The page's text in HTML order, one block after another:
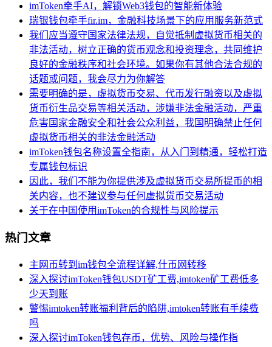
imToken牵手AI，解锁Web3钱包的智能新体验
瑞银钱包牵手fir.im，金融科技场景下的应用服务新范式
我们应当遵守国家法律法规，自觉抵制虚拟货币相关的
非法活动，树立正确的货币观念和投资理念，共同维护
良好的金融秩序和社会环境。如果你有其他合法合规的
话题或问题，我会尽力为你解答
需要明确的是，虚拟货币交易、代币发行融资以及虚拟
货币衍生品交易等相关活动，涉嫌非法金融活动，严重
危害国家金融安全和社会公众利益，我国明确禁止任何
虚拟货币相关的非法金融活动
imToken钱包名称设置全指南，从入门到精通，轻松打造
专属钱包标识
因此，我们不能为你提供涉及虚拟货币交易所提币的相
关内容，也不建议参与任何虚拟货币交易活动
关于在中国使用imToken的合规性与风险提示
热门文章
主网币转到im钱包全流程详解,什币网转移
深入探讨imToken钱包USDT矿工费,imtoken矿工费低多
少天到账
警惕imtoken转账福利背后的陷阱,imtoken转账有手续费
吗
深入探讨imToken钱包存币，优势、风险与操作指